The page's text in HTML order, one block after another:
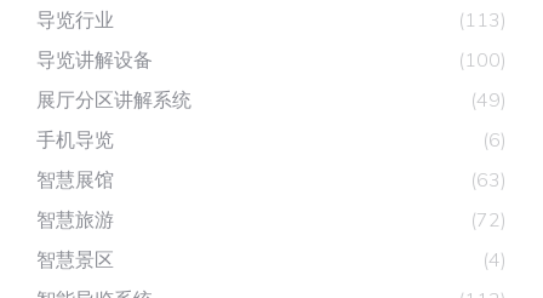
导览行业
(113)
导览讲解设备
(100)
展厅分区讲解系统
(49)
手机导览
(6)
智慧展馆
(63)
智慧旅游
(72)
智慧景区
(4)